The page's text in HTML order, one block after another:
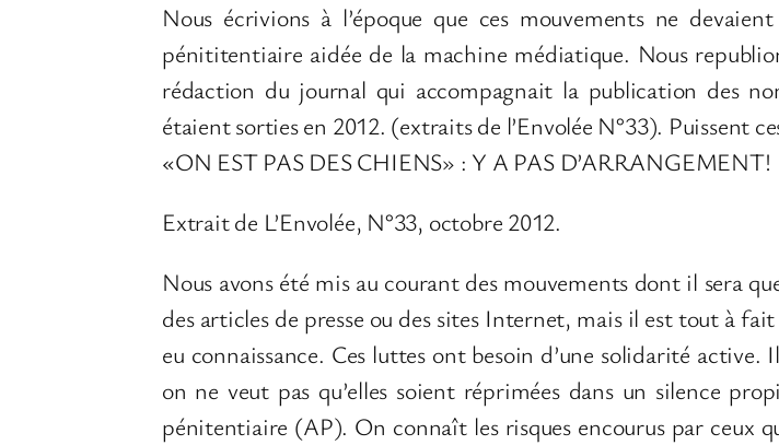
Nous écrivions à l’époque que ces mouvements ne
pénititentiaire aidée de la machine médiatique. Nous
rédaction du journal qui accompagnait la publication des
étaient sorties en 2012. (extraits de l’Envolée N°33). Puissent
«ON EST PAS DES CHIENS» : Y A PAS D’ARRANGEMENT!
Extrait de L’Envolée, N°33, octobre 2012.
Nous avons été mis au courant des mouvements dont il sera
des articles de presse ou des sites Internet, mais il est tout à
eu connaissance. Ces luttes ont besoin d’une solidarité
on ne veut pas qu’elles soient réprimées dans un silence
pénitentiaire (AP). On connaît les risques encourus par ceux